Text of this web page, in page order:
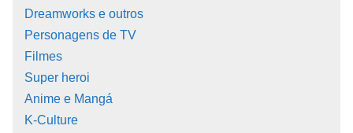
Dreamworks e outros
Personagens de TV
Filmes
Super heroi
Anime e Mangá
K-Culture